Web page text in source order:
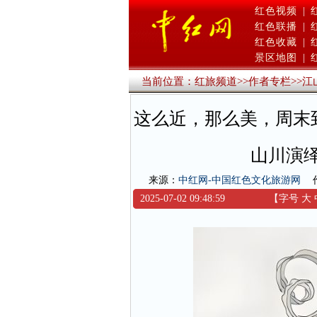
红色视频 |
红色联播
红色收藏
景区地图
当前位置：红旅频道>>作者专栏>>江
这么近，那么美，周
山川演
来源： 中红网-中国红色文化旅游网
2025-07-02 09:48:59
【字号 大